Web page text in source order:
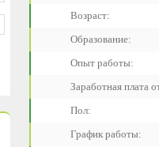
Возраст:
Образование:
Опыт работы:
Заработная плата
Пол:
График работы: